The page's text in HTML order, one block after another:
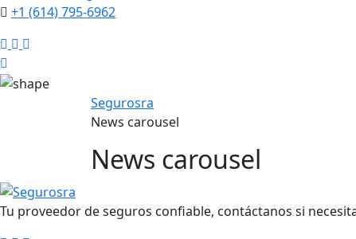
+1 (614) 795-6962
Segurosra
News carousel
News carousel
Tu proveedor de seguros confiable, contáctanos si